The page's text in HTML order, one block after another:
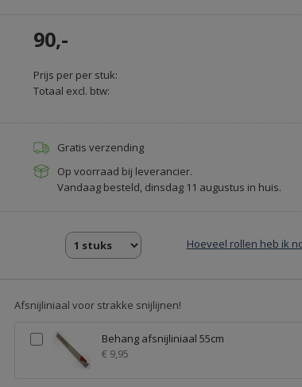
90,-
Prijs per per stuk:
Totaal excl. btw:
Gratis verzending
Op voorraad bij leverancier.
Vandaag besteld, dinsdag 11 augustus in huis.
Hoeveel rollen heb ik
Afsnijliniaal voor strakke snijlijnen!
Behang afsnijliniaal 55cm
€ 9,95